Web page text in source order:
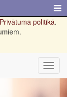
Privātuma politikā.